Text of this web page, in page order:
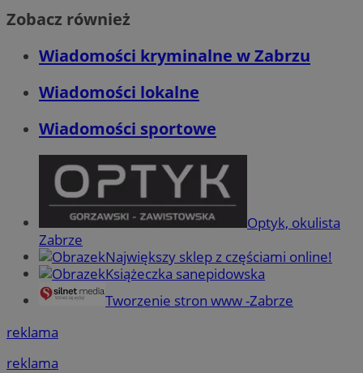
Zobacz również
Wiadomości kryminalne w Zabrzu
Wiadomości lokalne
Wiadomości sportowe
Optyk, okulista
Zabrze
Największy sklep z częściami online!
Książeczka sanepidowska
Tworzenie stron www -Zabrze
reklama
reklama